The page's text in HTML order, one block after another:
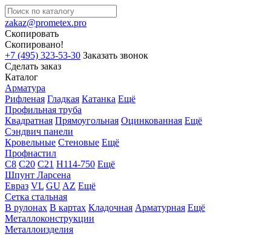
zakaz@prometex.pro
Скопировать
Скопировано!
+7 (495) 323-53-30 Заказать звонок
Сделать заказ
Каталог
Арматура
Рифленая Гладкая Катанка Ещё
Профильная труба
Квадратная Прямоугольная Оцинкованная Ещё
Сэндвич панели
Кровельные Стеновые Ещё
Профнастил
С8 С20 С21 Н114-750 Ещё
Шпунт Ларсена
Евраз VL GU AZ Ещё
Сетка стальная
В рулонах В картах Кладочная Арматурная Ещё
Металлоконструкции
Металлоизделия